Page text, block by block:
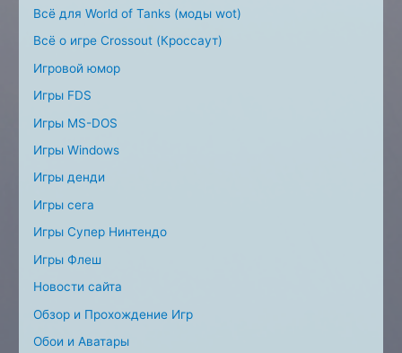
Всё для World of Tanks (моды wot)
Всё о игре Crossout (Кроссаут)
Игровой юмор
Игры FDS
Игры MS-DOS
Игры Windows
Игры денди
Игры сега
Игры Супер Нинтендо
Игры Флеш
Новости сайта
Обзор и Прохождение Игр
Обои и Аватары